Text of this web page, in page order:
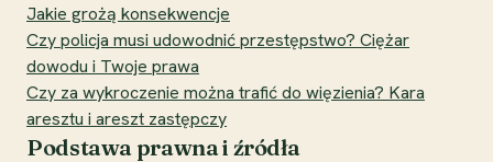
Jakie grożą konsekwencje
Czy policja musi udowodnić przestępstwo? Ciężar
dowodu i Twoje prawa
Czy za wykroczenie można trafić do więzienia? Kara
aresztu i areszt zastępczy
Podstawa prawna i źródła